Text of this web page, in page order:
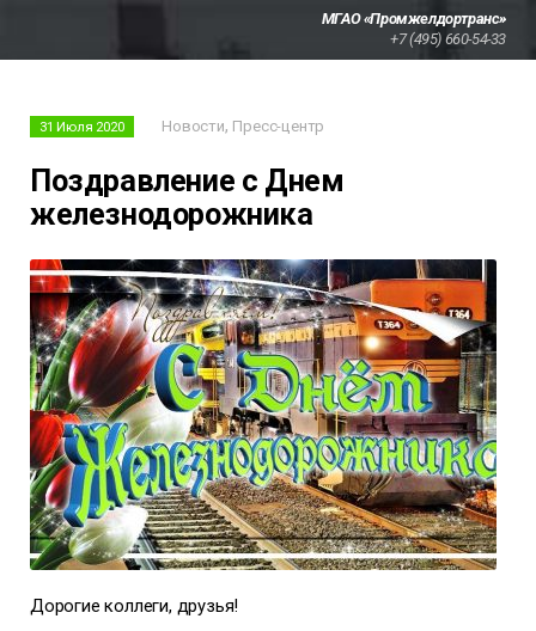
МГАО «Промжелдортранс»
+7 (495) 660-54-33
31 Июля 2020 Новости, Пресс-центр
Поздравление с Днем
железнодорожника
Дорогие коллеги, друзья!